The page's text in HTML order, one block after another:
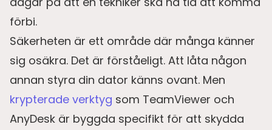
förbi.
Säkerheten är ett område där många känner
sig osäkra. Det är förståeligt. Att låta någon
annan styra din dator känns ovant. Men
krypterade verktyg som TeamViewer och
AnyDesk är byggda specifikt för att skydda